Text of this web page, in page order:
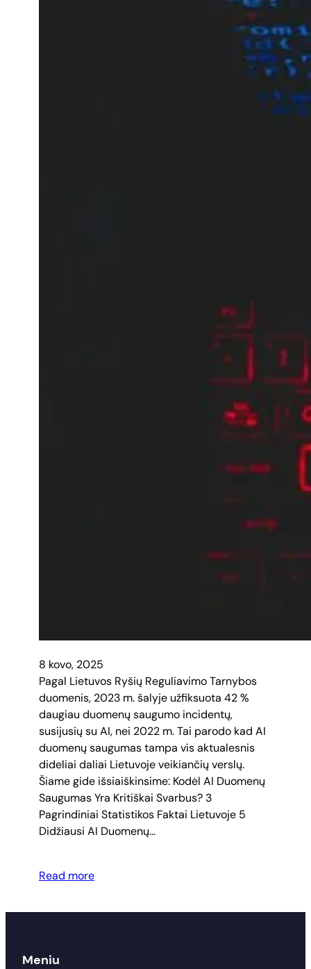
8 kovo, 2025
Pagal Lietuvos Ryšių Reguliavimo Tarnybos
duomenis, 2023 m. šalyje užfiksuota 42 %
daugiau duomenų saugumo incidentų,
susijusių su AI, nei 2022 m. Tai parodo kad AI
duomenų saugumas tampa vis aktualesnis
dideliai daliai Lietuvoje veikiančių verslų.
Šiame gide išsiaiškinsime: Kodėl AI Duomenų
Saugumas Yra Kritiškai Svarbus? 3
Pagrindiniai Statistikos Faktai Lietuvoje 5
Didžiausi AI Duomenų…
Read more
Meniu